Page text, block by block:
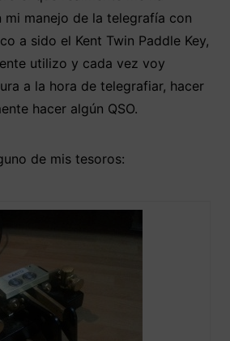
mi manejo de la telegrafía con
a sido el Kent Twin Paddle Key,
utilizo y cada vez voy
a la hora de telegrafiar, hacer
hacer algún QSO.
de mis tesoros: